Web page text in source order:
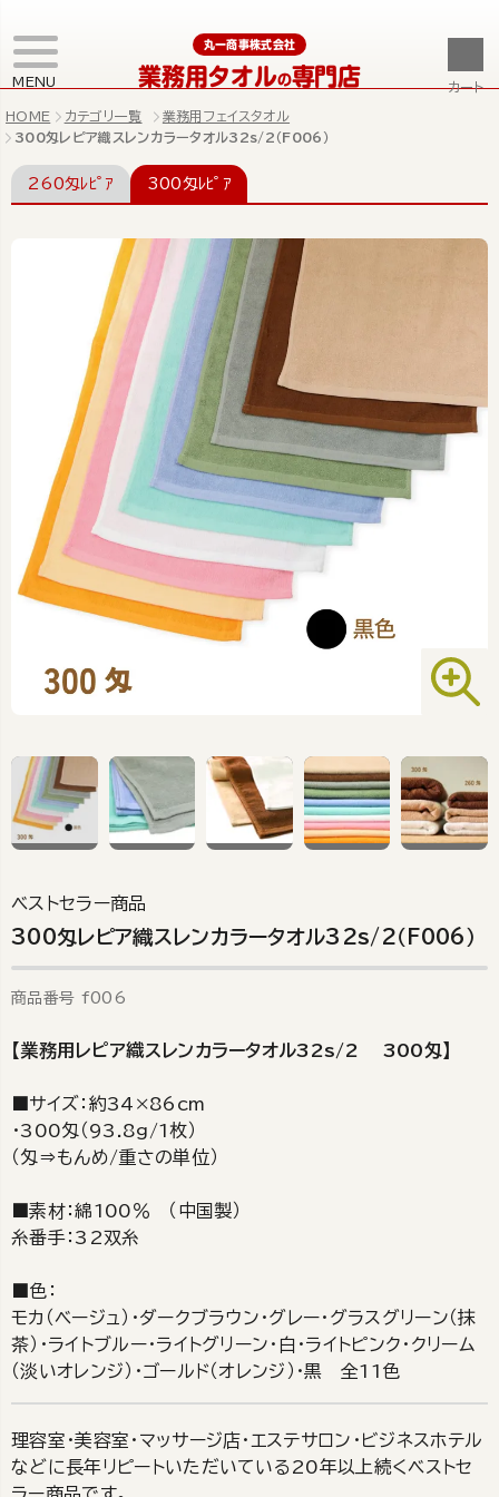
MENU
丸一商事株式会社
業務用タオルの専門店 カート
HOME カテゴリ一覧
業務用フェイスタオル
300匁レピア織スレンカラータオル32s/2（F006）
260匁ﾚﾋﾟｱ 300匁ﾚﾋﾟｱ
ベストセラー商品
300匁レピア織スレンカラータオル32s/2（F006）
商品番号 f006
【業務用レピア織スレンカラータオル32s/2 300匁】
■サイズ：約34×86cm
・300匁（93.8g/1枚）
（匁⇒もんめ/重さの単位）
■素材：綿100％ （中国製）
糸番手：32双糸
■色：
モカ（ベージュ）・ダークブラウン・グレー・グラスグリーン（抹
茶）・ライトブルー・ライトグリーン・白・ライトピンク・クリーム
（淡いオレンジ）・ゴールド（オレンジ）・黒 全11色
理容室・美容室・マッサージ店・エステサロン・ビジネスホテル
などに長年リピートいただいている20年以上続くベストセ
ラー商品です。